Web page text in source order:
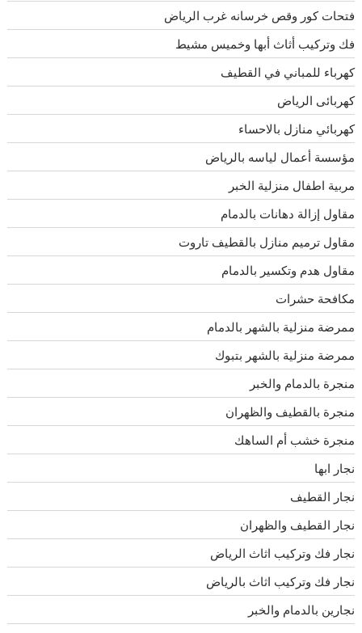
فتحات كور وقص خرسانه غرب الرياض
فك وتركيب أثاث أبها وخميس مشيط
كهرباء للمباني في القطيف
كهربائى الرياض
كهربائي منازل بالاحساء
مؤسسة أعمال لياسه بالرياض
مربية اطفال منزلية الخبر
مقاول إزالة دهانات بالدمام
مقاول ترميم منازل بالقطيف تاروت
مقاول هدم وتكسير بالدمام
مكافحة حشرات
ممرضة منزلية بالشهر بالدمام
ممرضة منزلية بالشهر بتبوك
منجرة بالدمام والخبر
منجرة بالقطيف والظهران
منجرة خشب أم الساهك
نجار ابها
نجار القطيف
نجار القطيف والظهران
نجار فك وتركيب اثاث الرياض
نجار فك وتركيب اثاث بالرياض
نجارين بالدمام والخبر